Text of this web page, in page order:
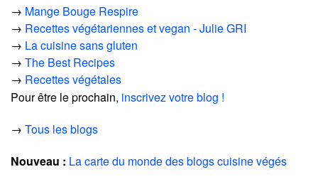
→ Mange Bouge Respire
→ Recettes végétariennes et vegan - Julie GRI
→ La cuisine sans gluten
→ The Best Recipes
→ Recettes végétales
Pour être le prochain, inscrivez votre blog !
→ Tous les blogs
Nouveau : La carte du monde des blogs cuisine végés